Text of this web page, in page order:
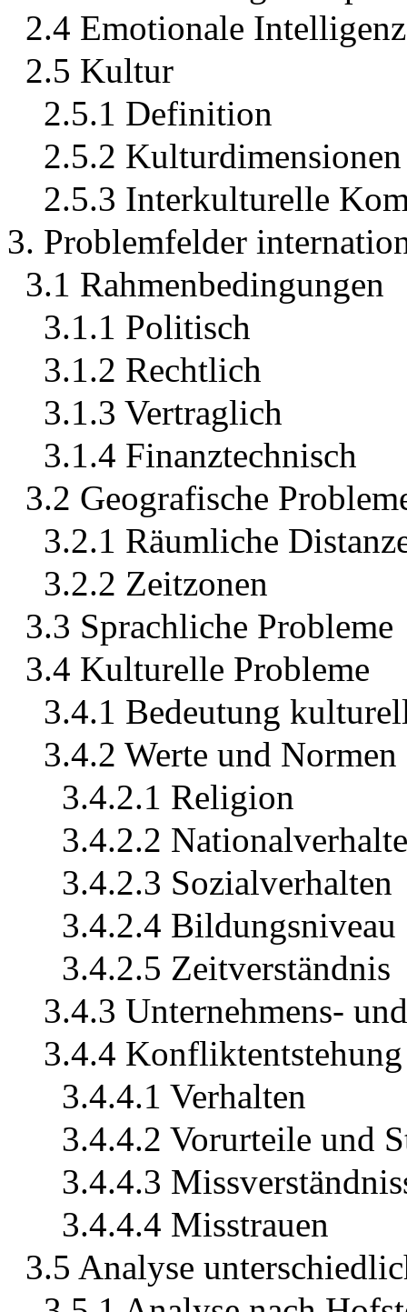
2.4 Emotionale Intelligenz
2.5 Kultur
2.5.1 Definition
2.5.2
2.5.3 Interkulturelle
3. Problemfelder
3.1 Rahmenbedingungen
3.1.1 Politisch
3.1.2 Rechtlich
3.1.3 Vertraglich
3.1.4 Finanztechnisch
3.2 Geografische
3.2.1 Räumliche
3.2.2 Zeitzonen
3.3 Sprachliche Probleme
3.4 Kulturelle Probleme
3.4.1 Bedeutung
3.4.2 Werte und Normen
3.4.2.1 Religion
3.4.2.2
3.4.2.3 Sozialverhalten
3.4.2.4 Bildungsniveau
3.4.2.5 Zeitverständnis
3.4.3 Unternehmens-
3.4.4 Konfliktentstehung
3.4.4.1 Verhalten
3.4.4.2 Vorurteile und
3.4.4.3
3.4.4.4 Misstrauen
3.5 Analyse